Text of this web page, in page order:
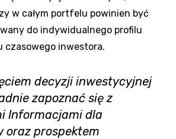
w całym portfelu powinien być
do indywidualnego profilu
czasowego inwestora.
decyzji inwestycyjnej
zapoznać się z
Informacjami dla
oraz prospektem